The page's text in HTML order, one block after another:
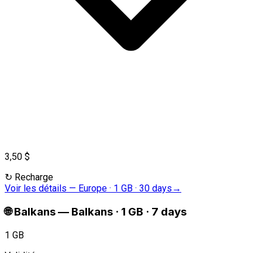
3,50 $
↻ Recharge
Voir les détails — Europe · 1 GB · 30 days →
🌐 Balkans— Balkans · 1 GB · 7 days
1 GB